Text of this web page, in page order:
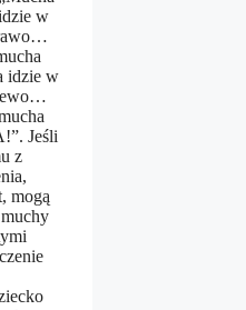
w
idzie w
Jeśli
z
mogą